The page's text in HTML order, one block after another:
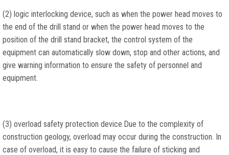
(2) logic interlocking device, such as when the power head moves to
the end of the drill stand or when the power head moves to the
position of the drill stand bracket, the control system of the
equipment can automatically slow down, stop and other actions, and
give warning information to ensure the safety of personnel and
equipment.
(3) overload safety protection device.Due to the complexity of
construction geology, overload may occur during the construction. In
case of overload, it is easy to cause the failure of sticking and